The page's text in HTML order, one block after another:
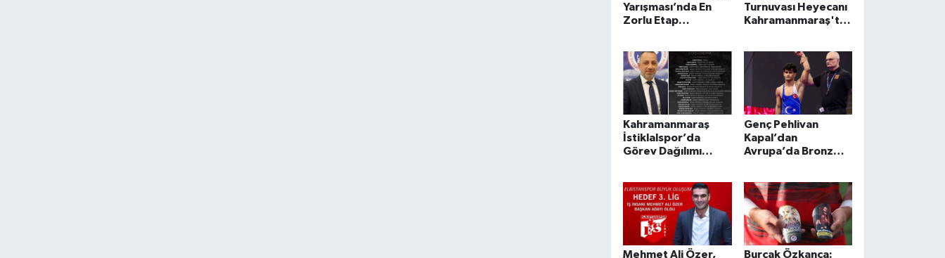
Yarışması’nda En
Zorlu Etap
Turnuvası Heyecanı
Kahramanmaraş'ta
Kahramanmaraş
İstiklalspor’da
Görev Dağılımı
Genç Pehlivan
Kapal’dan
Avrupa’da Bronz
Mehmet Ali Özer,
Burçak Özkanca: